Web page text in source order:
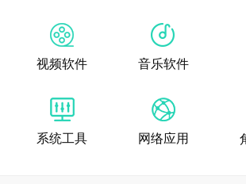
视频软件 音乐软件
系统工具 网络应用